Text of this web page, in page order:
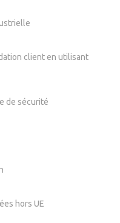
client en utilisant
de sécurité
hors UE